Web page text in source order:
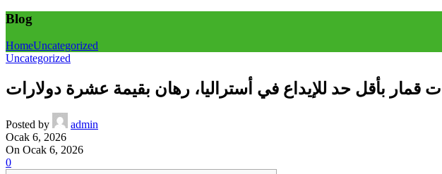
Blog
HomeUncategorized
Uncategorized
بأقل حد للإيداع في أستراليا، رهان بقيمة عشرة دولارات
Posted by
admin
Ocak 6, 2026
On Ocak 6, 2026
0